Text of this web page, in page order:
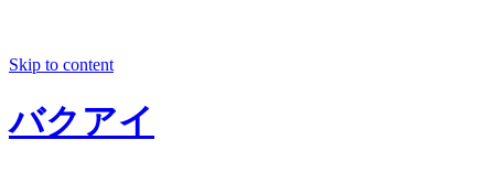
Skip to content
バクアイ